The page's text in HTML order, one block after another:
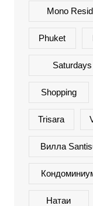
Mono
Phuket
Shopping
Trisara
Вилла
Натаи